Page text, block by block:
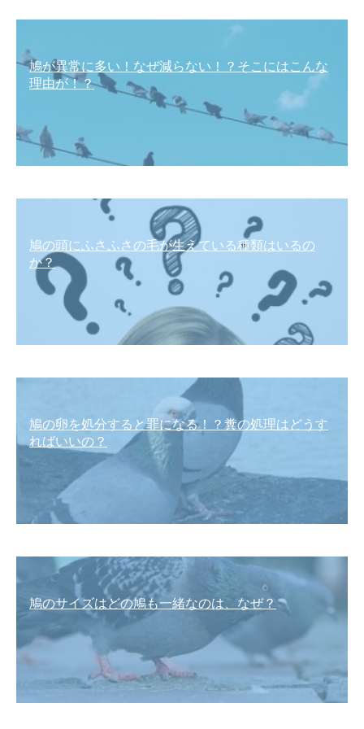
鳩が異常に多い！なぜ減らない！？そこにはこんな
理由が！？
鳩の頭にふさふさの毛が生えている種類はいるの
か？
鳩の卵を処分すると罪になる！？糞の処理はどうす
ればいいの？
鳩のサイズはどの鳩も一緒なのは、なぜ？